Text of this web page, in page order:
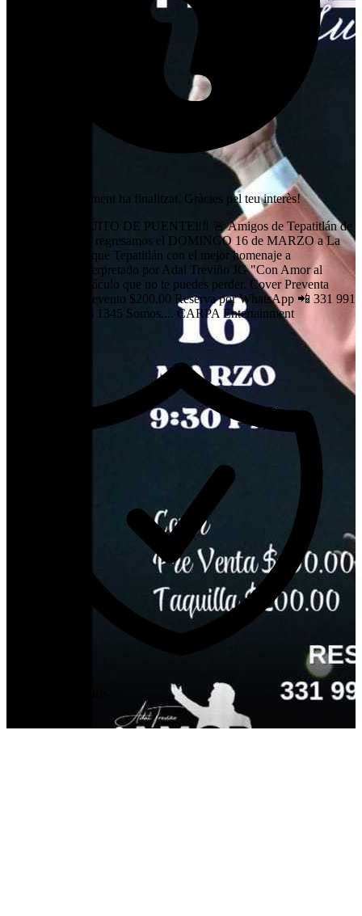
Aquest esdeveniment ha finalitzat. Gràcies pel teu interès!
🚨‼️‼️DOMINGUITO DE PUENTE‼️‼️ 🚨 Amigos de Tepatitlán de
Morelos #Jalisco regresamos el DOMINGO 16 de MARZO a La
MARÍA Discoteque Tepatitlán con el mejor homenaje a
#JuanGabriel Interpretado por Adal Treviño JG "Con Amor al
Divo" Un espectáculo que no te puedes perder. Cover Preventa
$150.00 Día del evento $200.00 Reserva por WhatsApp 📲 331 991
0907 📲 378 708 1345 Somos.... CARPA Entertainment